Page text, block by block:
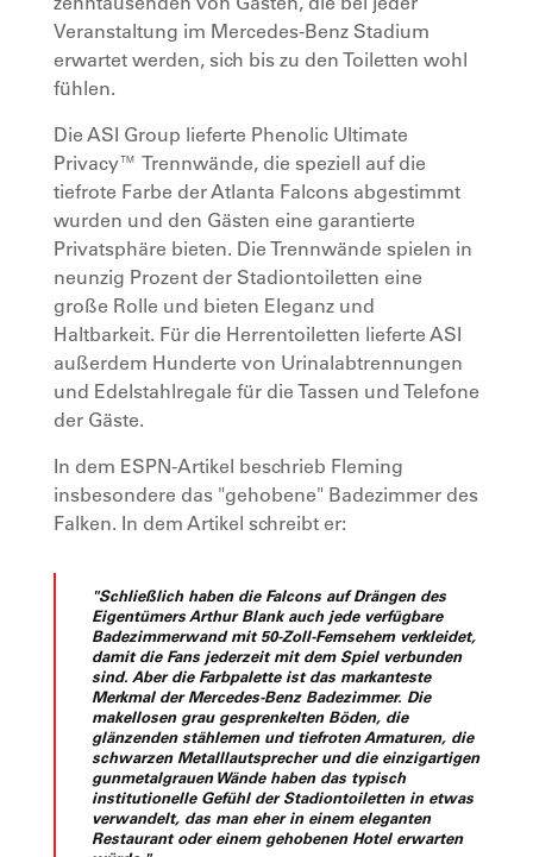
Veranstaltung im Mercedes-Benz Stadium
erwartet werden, sich bis zu den Toiletten wohl
fühlen.
Die ASI Group lieferte Phenolic Ultimate
Privacy™ Trennwände, die speziell auf die
tiefrote Farbe der Atlanta Falcons abgestimmt
wurden und den Gästen eine garantierte
Privatsphäre bieten. Die Trennwände spielen in
neunzig Prozent der Stadiontoiletten eine
große Rolle und bieten Eleganz und
Haltbarkeit. Für die Herrentoiletten lieferte ASI
außerdem Hunderte von Urinalabtrennungen
und Edelstahlregale für die Tassen und Telefone
der Gäste.
In dem ESPN-Artikel beschrieb Fleming
insbesondere das "gehobene" Badezimmer des
Falken. In dem Artikel schreibt er:
"Schließlich haben die Falcons auf Drängen des
Eigentümers Arthur Blank auch jede verfügbare
Badezimmerwand mit 50-Zoll-Fernsehern verkleidet,
damit die Fans jederzeit mit dem Spiel verbunden
sind. Aber die Farbpalette ist das markanteste
Merkmal der Mercedes-Benz Badezimmer. Die
makellosen grau gesprenkelten Böden, die
glänzenden stählernen und tiefroten Armaturen, die
schwarzen Metalllautsprecher und die einzigartigen
gunmetalgrauen Wände haben das typisch
institutionelle Gefühl der Stadiontoiletten in etwas
verwandelt, das man eher in einem eleganten
Restaurant oder einem gehobenen Hotel erwarten